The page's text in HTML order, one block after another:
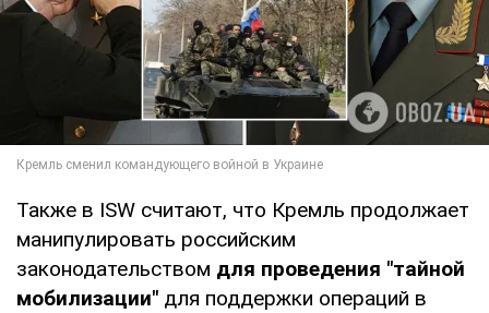
Также в ISW считают, что Кремль продолжает
манипулировать российским
законодательством для проведения "тайной
мобилизации" для поддержки операций в